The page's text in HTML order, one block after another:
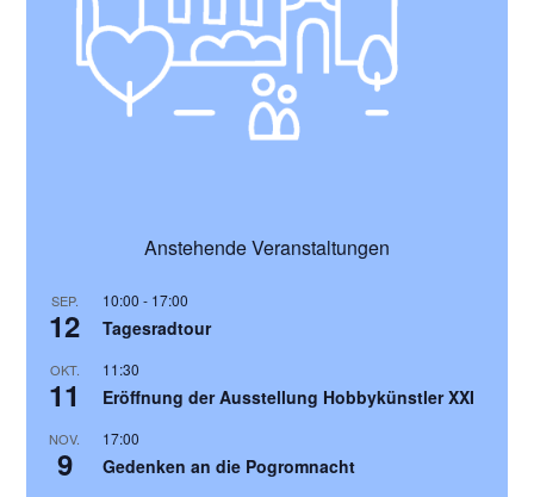
Anstehende Veranstaltungen
SEP.
12
10:00 - 17:00
Tagesradtour
OKT.
11
11:30
Eröffnung der Ausstellung Hobbykünstler XXI
NOV.
9
17:00
Gedenken an die Pogromnacht